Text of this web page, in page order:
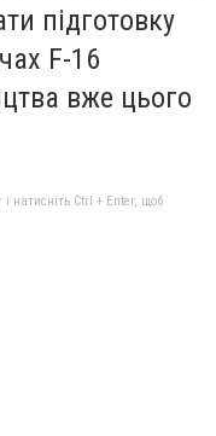
підготовку
F-16
вже цього
натисніть Ctrl + Enter, щоб